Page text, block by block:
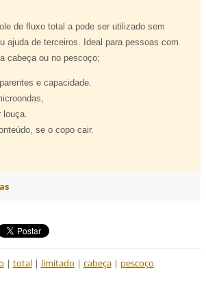
de fluxo total a pode ser utilizado sem
ajuda de terceiros. Ideal para pessoas com
cabeça ou no pescoço;
e capacidade.
louça.
se o copo cair.
| total | limitado | cabeça | pescoço